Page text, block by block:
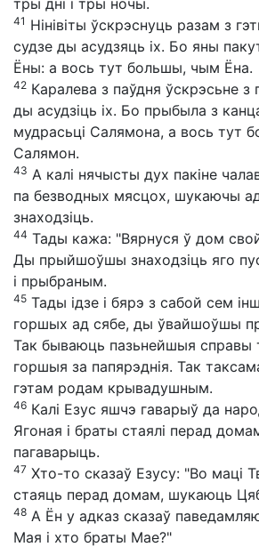
тры дні і тры ночы.
41 Нінівіты ўскрэснуць разам з
судзе ды асудзяць іх. Бо яны
Ёны: а вось тут большы, чым Ёна.
42 Каралева з паўдня ўскрэсьне
ды асудзіць іх. Бо прыбыла з
мудрасьці Салямона, а вось тут
Салямон.
43 А калі нячысты дух пакіне
па безводных мясцох, шукаючы
знаходзіць.
44 Тады кажа: "Вярнуся ў дом
Ды прыйшоўшы знаходзіць яго
і прыбраным.
45 Тады ідзе і бярэ з сабой сем
горшых ад сябе, ды ўвайшоўшы
Так бываюць пазьнейшыя справы
горшыя за папярэднія. Так
гэтам родам крывадушным.
46 Калі Езус яшчэ гаварыў да
Ягоная і браты стаялі перад
пагаварыць.
47 Хто-то сказаў Езусу: "Во маці
стаяць перад домам, шукаюць
48 А Ён у адказ сказаў
Мая і хто браты Мае?"